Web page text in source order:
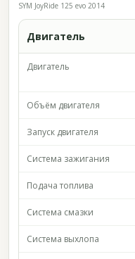
SYM JoyRide 125 evo 2014
Двигатель
Двигатель
Объём двигателя
Запуск двигателя
Система зажигания
Подача топлива
Система смазки
Система выхлопа